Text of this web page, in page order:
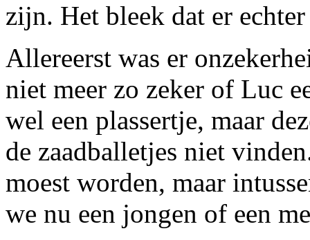
zijn. Het bleek dat er
Allereerst was er
niet meer zo zeker of Luc
wel een plassertje, maar
de zaadballetjes niet
moest worden, maar
we nu een jongen of een